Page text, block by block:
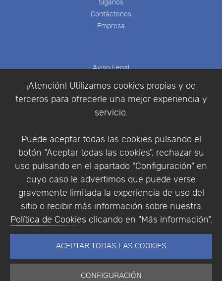
¡Atención! Utilizamos cookies propias y de
terceros para ofrecerle una mejor experiencia y
servicio.
Puede aceptar todas las cookies pulsando el
botón “Aceptar todas las cookies”, rechazar su
uso pulsando en el apartado "Configuración" en
cuyo caso le advertimos que puede verse
gravemente limitada la experiencia de uso del
sitio o recibir más información sobre nuestra
Política de Cookies clicando en "Más información".
ACEPTAR TODAS LAS COOKIES
CONFIGURACIÓN
Síganos
Contáctenos
Empresa
Aviso Legal
Política de Privacidad
Condiciones de compra
Identificarse
Empresa|Aviso Legal| Política de Privacidad |
Política de Cookies
© Copyright 1994 - 2026. Addlink Software
Científico, S.L.
Portugal.